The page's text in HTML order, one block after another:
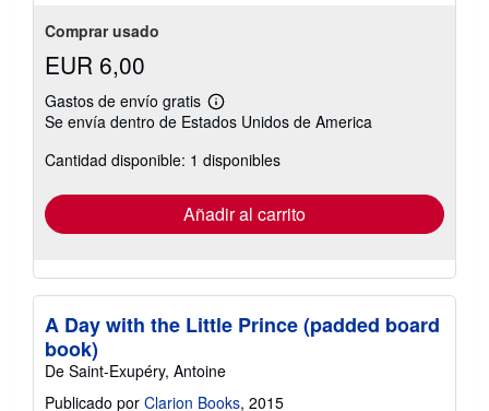
Comprar usado
EUR 6,00
Gastos de envío gratis
Más
información
las
tarifas
envío
Se envía dentro de Estados Unidos de America
Cantidad disponible: 1 disponibles
Añadir al carrito
A Day with the Little Prince (padded board
book)
De Saint-Exupéry, Antoine
Publicado por Clarion Books, 2015